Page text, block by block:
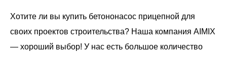
Хотите ли вы купить бетононасос прицепной для
своих проектов строительства? Наша компания AIMIX
— хороший выбор! У нас есть большое количество